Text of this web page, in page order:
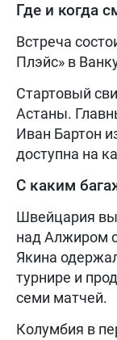
Где и когда
Встреча
Плэйс» в
Стартовый
Астаны.
Иван Бартон
доступна на
С каким
Швейцария
над Алжиром
Якина
турнире и
семи матчей.
Колумбия в